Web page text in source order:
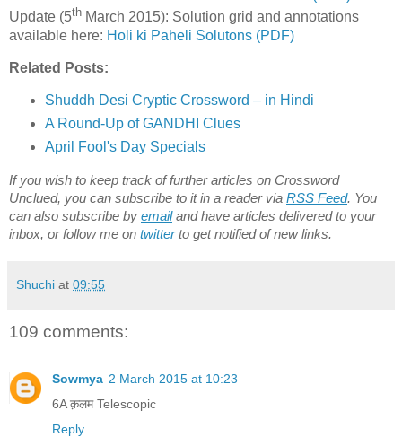
Update (5th March 2015): Solution grid and annotations
available here: Holi ki Paheli Solutons (PDF)
Related Posts:
Shuddh Desi Cryptic Crossword – in Hindi
A Round-Up of GANDHI Clues
April Fool's Day Specials
If you wish to keep track of further articles on Crossword
Unclued, you can subscribe to it in a reader via RSS Feed. You
can also subscribe by emailand have articles delivered to your
inbox, or follow me on twitterto get notified of new links.
Shuchi at 09:55
109 comments:
Sowmya 2 March 2015 at 10:23
6A क़लम Telescopic
Reply